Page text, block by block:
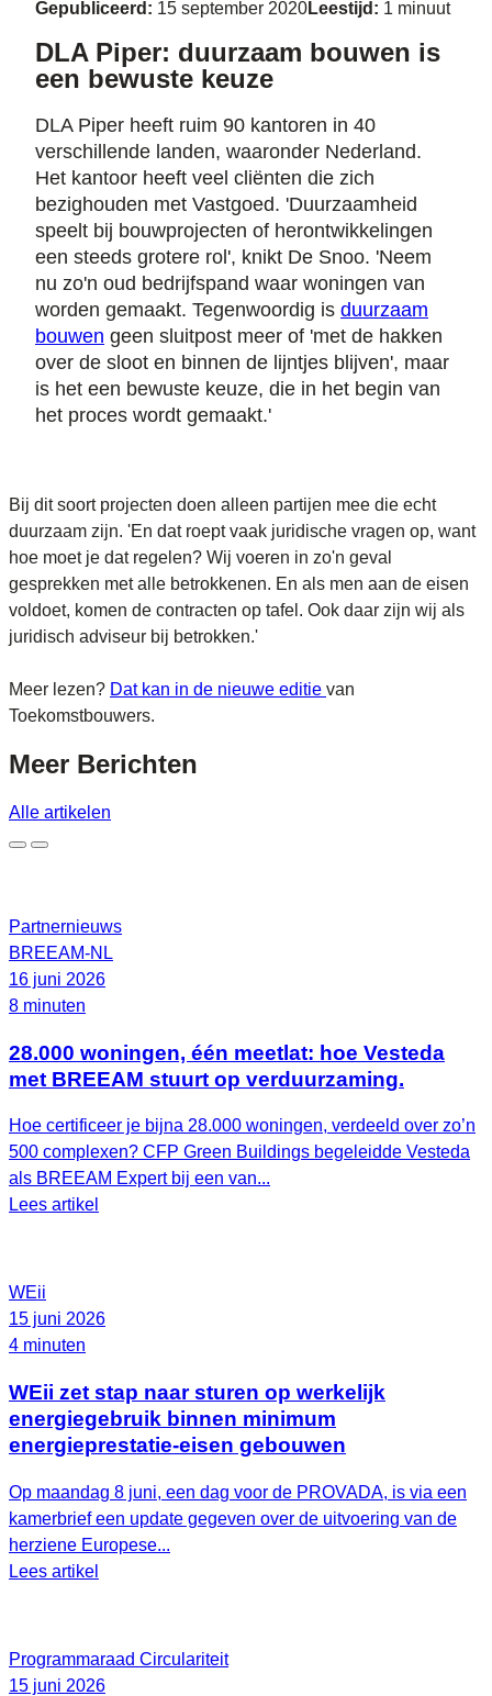
Gepubliceerd: 15 september 2020Leestijd: 1 minuut
DLA Piper: duurzaam bouwen is
een bewuste keuze
DLA Piper heeft ruim 90 kantoren in 40
verschillende landen, waaronder Nederland.
Het kantoor heeft veel cliënten die zich
bezighouden met Vastgoed. 'Duurzaamheid
speelt bij bouwprojecten of herontwikkelingen
een steeds grotere rol', knikt De Snoo. 'Neem
nu zo'n oud bedrijfspand waar woningen van
worden gemaakt. Tegenwoordig is duurzaam
bouwen geen sluitpost meer of 'met de hakken
over de sloot en binnen de lijntjes blijven', maar
is het een bewuste keuze, die in het begin van
het proces wordt gemaakt.'
Bij dit soort projecten doen alleen partijen mee die echt
duurzaam zijn. 'En dat roept vaak juridische vragen op, want
hoe moet je dat regelen? Wij voeren in zo'n geval
gesprekken met alle betrokkenen. En als men aan de eisen
voldoet, komen de contracten op tafel. Ook daar zijn wij als
juridisch adviseur bij betrokken.'
Meer lezen? Dat kan in de nieuwe editie van
Toekomstbouwers.
Meer Berichten
Alle artikelen
Partnernieuws
BREEAM-NL
16 juni 2026
8 minuten
28.000 woningen, één meetlat: hoe Vesteda
met BREEAM stuurt op verduurzaming.
Hoe certificeer je bijna 28.000 woningen, verdeeld over zo’n
500 complexen? CFP Green Buildings begeleidde Vesteda
als BREEAM Expert bij een van...
Lees artikel
WEii
15 juni 2026
4 minuten
WEii zet stap naar sturen op werkelijk
energiegebruik binnen minimum
energieprestatie-eisen gebouwen
Op maandag 8 juni, een dag voor de PROVADA, is via een
kamerbrief een update gegeven over de uitvoering van de
herziene Europese...
Lees artikel
Programmaraad Circulariteit
15 juni 2026